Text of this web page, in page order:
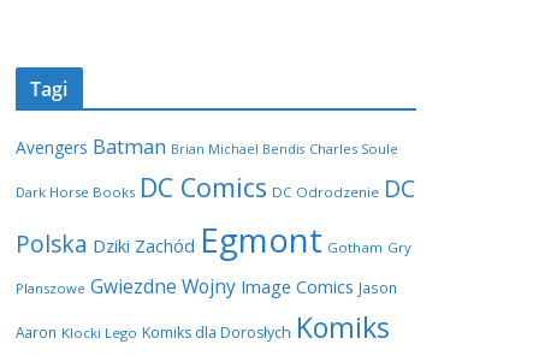
Tagi
Avengers Batman Brian Michael Bendis Charles Soule
Dark Horse Books DC Comics DC Odrodzenie DC
Polska Dziki Zachód Egmont Gotham Gry
Planszowe Gwiezdne Wojny Image Comics Jason
Aaron Klocki Lego Komiks dla Dorosłych Komiks